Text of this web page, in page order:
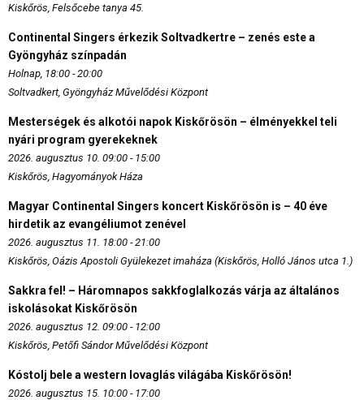
Kiskőrös, Felsőcebe tanya 45.
Continental Singers érkezik Soltvadkertre – zenés este a
Gyöngyház színpadán
Holnap, 18:00 - 20:00
Soltvadkert, Gyöngyház Művelődési Központ
Mesterségek és alkotói napok Kiskőrösön – élményekkel teli
nyári program gyerekeknek
2026. augusztus 10. 09:00 - 15:00
Kiskőrös, Hagyományok Háza
Magyar Continental Singers koncert Kiskőrösön is – 40 éve
hirdetik az evangéliumot zenével
2026. augusztus 11. 18:00 - 21:00
Kiskőrös, Oázis Apostoli Gyülekezet imaháza (Kiskőrös, Holló János utca 1.)
Sakkra fel! – Háromnapos sakkfoglalkozás várja az általános
iskolásokat Kiskőrösön
2026. augusztus 12. 09:00 - 12:00
Kiskőrös, Petőfi Sándor Művelődési Központ
Kóstolj bele a western lovaglás világába Kiskőrösön!
2026. augusztus 15. 10:00 - 17:00